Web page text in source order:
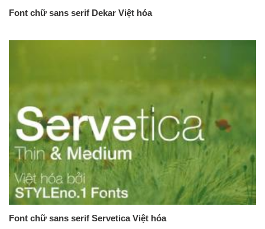
Font chữ sans serif Dekar Việt hóa
Font chữ sans serif Servetica Việt hóa